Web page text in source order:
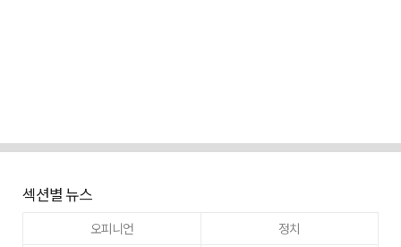
섹션별 뉴스
오피니언
정치